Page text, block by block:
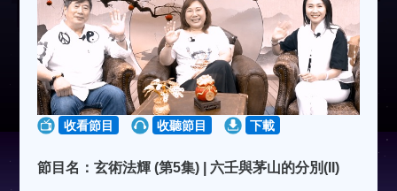
收看節目 收聽節目 下載
節目名：玄術法輝 (第5集) | 六壬與茅山的分別(II)